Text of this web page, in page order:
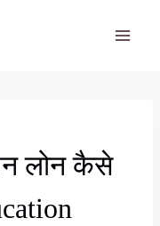
लोन कैसे